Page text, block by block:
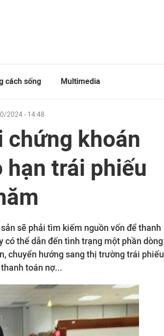
cách sống Multimedia
2024 - 14:48
chứng khoán
trái phiếu
sẽ phải tìm kiếm nguồn vốn để thanh
có thể dẫn đến tình trạng một phần dòng
chuyển hướng sang thị trường trái phiếu
toán nợ...